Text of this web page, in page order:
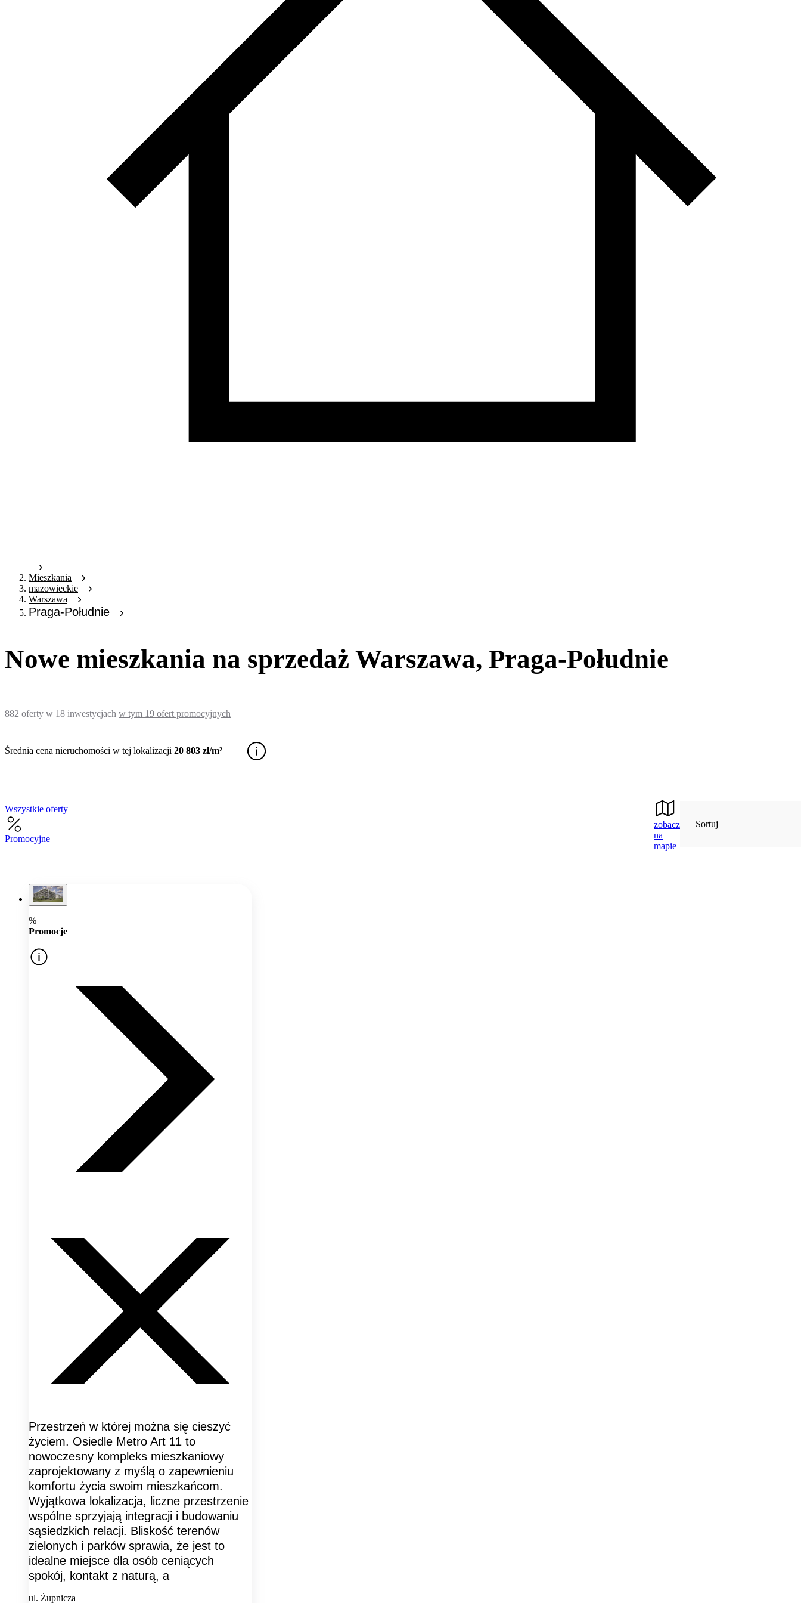
Mieszkania
mazowieckie
Warszawa
Praga-Południe
Nowe mieszkania na sprzedaż Warszawa, Praga-Południe
882 oferty w 18 inwestycjach w tym 19 ofert promocyjnych
Średnia cena nieruchomości w tej lokalizacji 20 803 zł/m²
Wszystkie oferty
Promocyjne
zobacz
na
mapie
Sortuj
%
Promocje
Przestrzeń w której można się cieszyć
życiem. Osiedle Metro Art 11 to
nowoczesny kompleks mieszkaniowy
zaprojektowany z myślą o zapewnieniu
komfortu życia swoim mieszkańcom.
Wyjątkowa lokalizacja, liczne przestrzenie
wspólne sprzyjają integracji i budowaniu
sąsiedzkich relacji. Bliskość terenów
zielonych i parków sprawia, że jest to
idealne miejsce dla osób ceniących
spokój, kontakt z naturą, a
ul. Żupnicza